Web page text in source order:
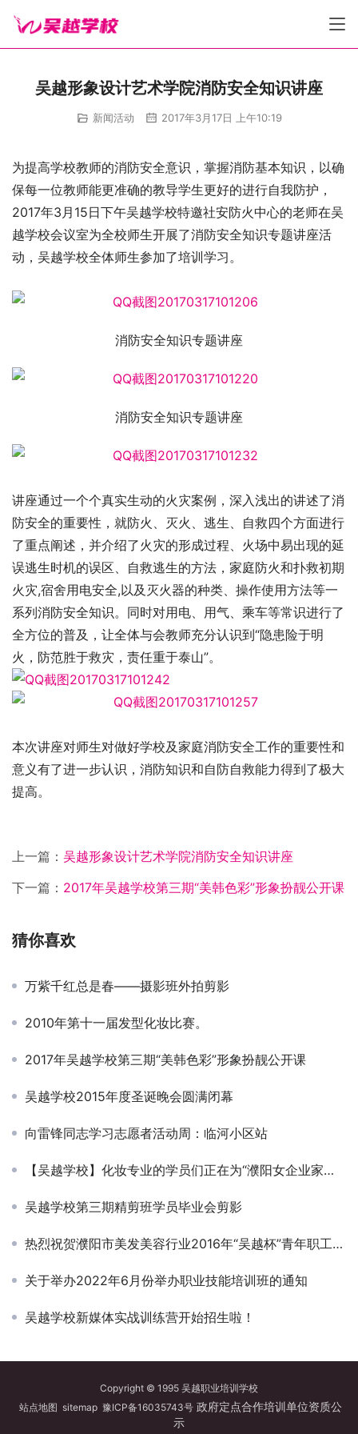
吴越形象设计艺术学院消防安全知识讲座
新闻活动 2017年3月17日 上午10:19
为提高学校教师的消防安全意识，掌握消防基本知识，以确
保每一位教师能更准确的教导学生更好的进行自我防护，
2017年3月15日下午吴越学校特邀社安防火中心的老师在吴
越学校会议室为全校师生开展了消防安全知识专题讲座活
动，吴越学校全体师生参加了培训学习。
消防安全知识专题讲座
消防安全知识专题讲座
讲座通过一个个真实生动的火灾案例，深入浅出的讲述了消
防安全的重要性，就防火、灭火、逃生、自救四个方面进行
了重点阐述，并介绍了火灾的形成过程、火场中易出现的延
误逃生时机的误区、自救逃生的方法，家庭防火和扑救初期
火灾,宿舍用电安全,以及灭火器的种类、操作使用方法等一
系列消防安全知识。同时对用电、用气、乘车等常识进行了
全方位的普及，让全体与会教师充分认识到“隐患险于明
火，防范胜于救灾，责任重于泰山”。
本次讲座对师生对做好学校及家庭消防安全工作的重要性和
意义有了进一步认识，消防知识和自防自救能力得到了极大
提高。
上一篇： 吴越形象设计艺术学院消防安全知识讲座
下一篇： 2017年吴越学校第三期“美韩色彩”形象扮靓公开课
猜你喜欢
万紫千红总是春——摄影班外拍剪影
2010年第十一届发型化妆比赛。
2017年吴越学校第三期“美韩色彩”形象扮靓公开课
吴越学校2015年度圣诞晚会圆满闭幕
向雷锋同志学习志愿者活动周：临河小区站
【吴越学校】化妆专业的学员们正在为“濮阳女企业家年会”精心准备着……
吴越学校第三期精剪班学员毕业会剪影
热烈祝贺濮阳市美发美容行业2016年“吴越杯”青年职工技能大赛圆满成功！
关于举办2022年6月份举办职业技能培训班的通知
吴越学校新媒体实战训练营开始招生啦！
Copyright © 1995 吴越职业培训学校
站点地图 sitemap 豫ICP备16035743号政府定点合作培训单位资质公
示